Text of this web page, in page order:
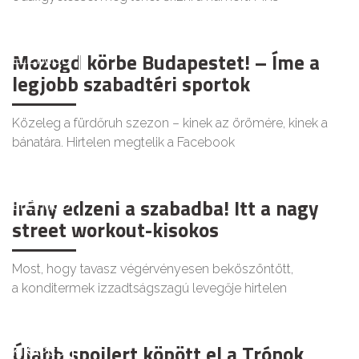
ÉLETMÓD
Mozogd körbe Budapestet! – Íme a
legjobb szabadtéri sportok
Közeleg a fürdőruh szezon – kinek az örömére, kinek a
bánatára. Hirtelen megtelik a Facebook
ÉLETMÓD
Irány edzeni a szabadba! Itt a nagy
street workout-kisokos
Most, hogy tavasz végérvényesen beköszöntött,
a konditermek izzadtságszagú levegője hirtelen
KIKAPCS